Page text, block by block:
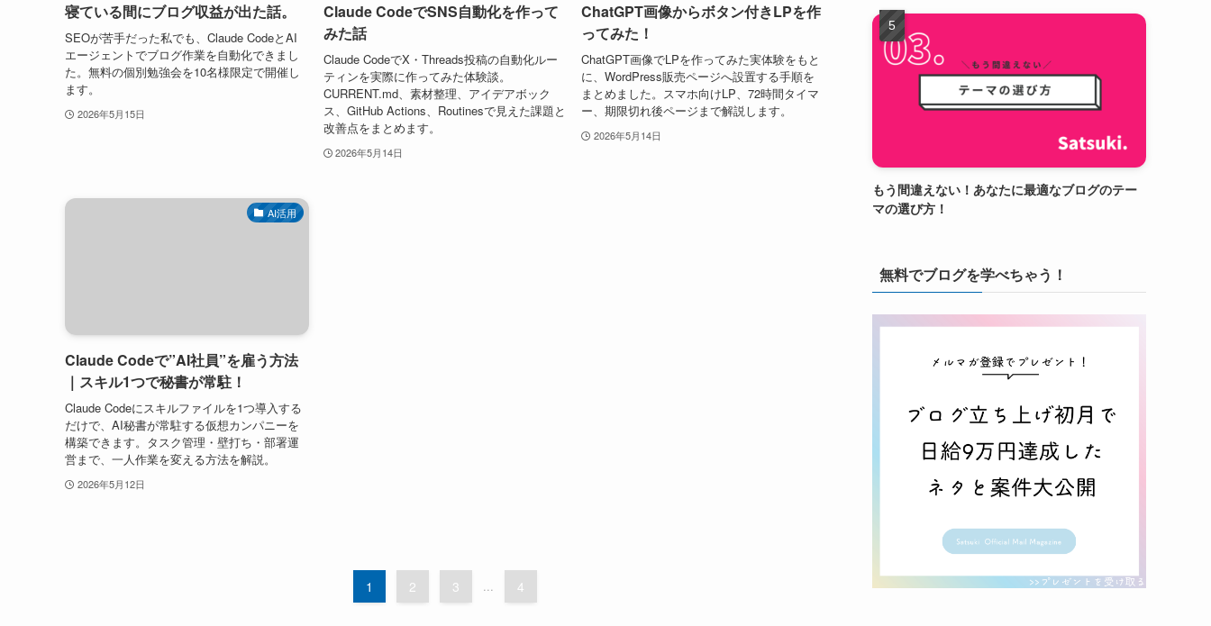
寝ている間にブログ収益が出た話。
SEOが苦手だった私でも、Claude CodeとAI
エージェントでブログ作業を自動化できまし
た。無料の個別勉強会を10名様限定で開催し
ます。
2026年5月15日
Claude CodeでSNS自動化を作って
みた話
Claude CodeでX・Threads投稿の自動化ルー
ティンを実際に作ってみた体験談。
CURRENT.md、素材整理、アイデアボック
ス、GitHub Actions、Routinesで見えた課題と
改善点をまとめます。
2026年5月14日
ChatGPT画像からボタン付きLPを作
ってみた！
ChatGPT画像でLPを作ってみた実体験をもと
に、WordPress販売ページへ設置する手順を
まとめました。スマホ向けLP、72時間タイマ
ー、期限切れ後ページまで解説します。
2026年5月14日
AI活用
Claude Codeで”AI社員”を雇う方法
｜スキル1つで秘書が常駐！
Claude Codeにスキルファイルを1つ導入する
だけで、AI秘書が常駐する仮想カンパニーを
構築できます。タスク管理・壁打ち・部署運
営まで、一人作業を変える方法を解説。
2026年5月12日
1 2 3 ... 4
もう間違えない！あなたに最適なブログのテー
マの選び方！
無料でブログを学べちゃう！